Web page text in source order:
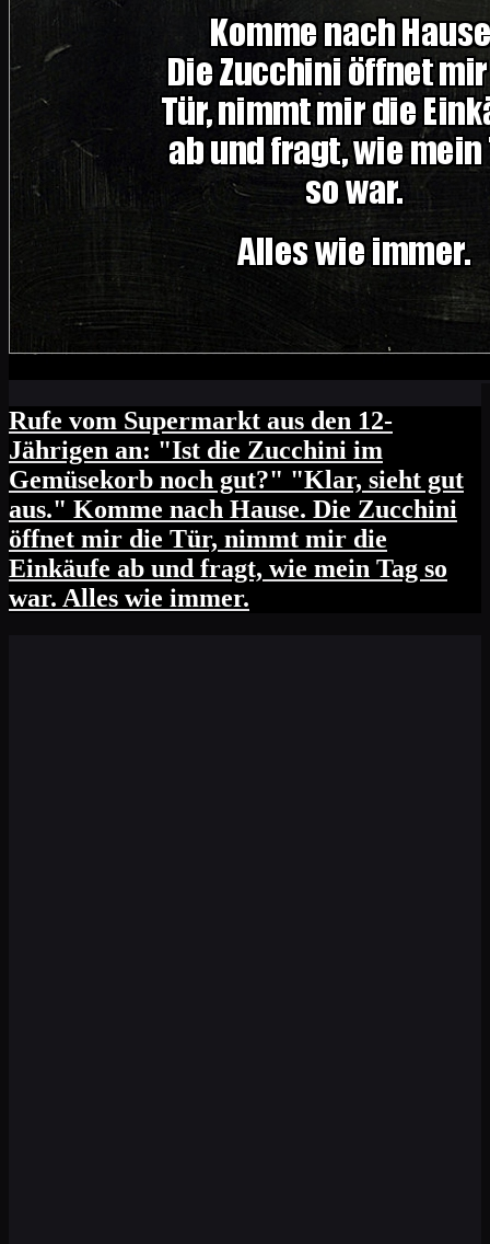
Rufe vom Supermarkt aus den 12-
Jährigen an: "Ist die Zucchini im
Gemüsekorb noch gut?" "Klar, sieht gut
aus." Komme nach Hause. Die Zucchini
öffnet mir die Tür, nimmt mir die
Einkäufe ab und fragt, wie mein Tag so
war. Alles wie immer.